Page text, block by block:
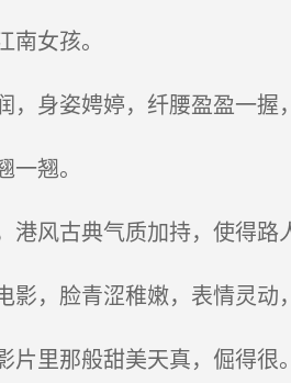
女孩。
身姿娉婷，纤腰盈盈一握
翘。
风古典气质加持，使得路
，脸青涩稚嫩，表情灵动
里那般甜美天真，倔得很。